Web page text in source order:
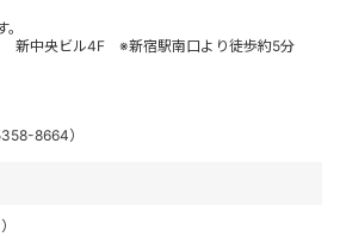
新中央ビル4F ※新宿駅南口より徒歩約5分
8664）